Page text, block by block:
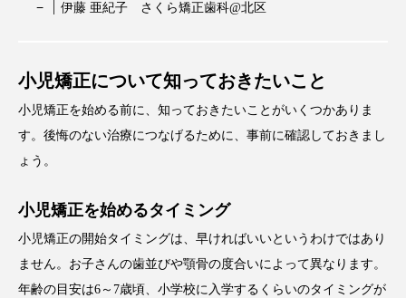
伊藤 亜紀子 さくら矯正歯科@北区
小児矯正について知っておきたいこと
小児矯正を始める前に、知っておきたいことがいくつかありま
す。後悔のない治療につなげるために、事前に確認しておきまし
ょう。
小児矯正を始めるタイミング
小児矯正の開始タイミングは、早ければいいというわけではあり
ません。お子さんの歯並びや顎骨の度合いによって異なります。
年齢の目安は6～7歳頃、小学校に入学するくらいのタイミングが